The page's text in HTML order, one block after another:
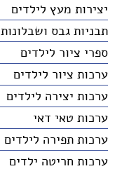
יצירות מעץ לילדים
תבניות גבס ושבלונות
ספרי ציור לילדים
ערכות ציור לילדים
ערכות יצירה לילדים
ערכות טאי דאי
ערכות תפירה לילדים
ערכות חריטה ילדים